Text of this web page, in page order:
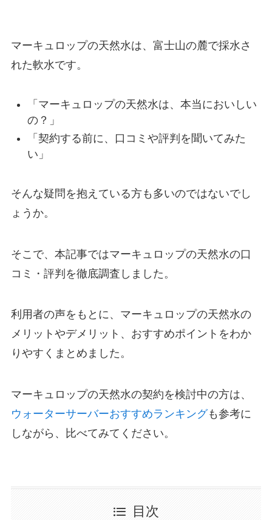
マーキュロップの天然水は、富士山の麓で採水さ
れた軟水です。
「マーキュロップの天然水は、本当においしい
の？」
「契約する前に、口コミや評判を聞いてみた
い」
そんな疑問を抱えている方も多いのではないでし
ょうか。
そこで、本記事ではマーキュロップの天然水の口
コミ・評判を徹底調査しました。
利用者の声をもとに、マーキュロップの天然水の
メリットやデメリット、おすすめポイントをわか
りやすくまとめました。
マーキュロップの天然水の契約を検討中の方は、
ウォーターサーバーおすすめランキングも参考に
しながら、比べてみてください。
目次